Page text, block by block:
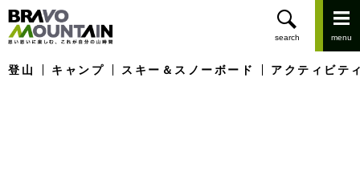
登山 キャンプ スキー＆スノーボード アクティビテ